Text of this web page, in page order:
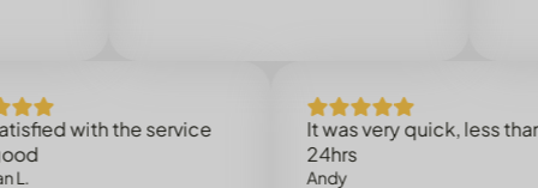
with the service
It was very quick, less than